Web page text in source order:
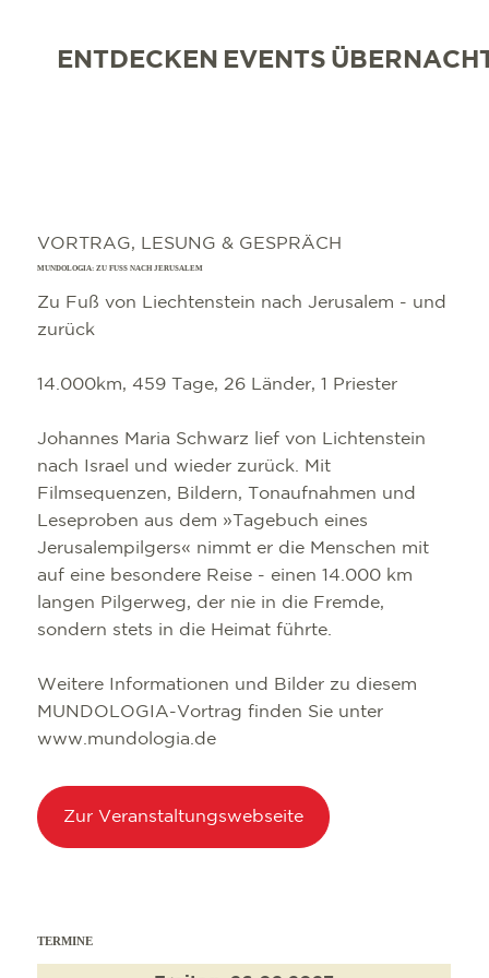
ENTDECKEN EVENTS
VORTRAG, LESUNG & GESPRÄCH
MUNDOLOGIA: ZU FUSS NACH JERUSALEM
Zu Fuß von Liechtenstein nach Jerusalem - und
zurück
14.000km, 459 Tage, 26 Länder, 1 Priester
Johannes Maria Schwarz lief von Lichtenstein
nach Israel und wieder zurück. Mit
Filmsequenzen, Bildern, Tonaufnahmen und
Leseproben aus dem »Tagebuch eines
Jerusalempilgers« nimmt er die Menschen mit
auf eine besondere Reise - einen 14.000 km
langen Pilgerweg, der nie in die Fremde,
sondern stets in die Heimat führte.
Weitere Informationen und Bilder zu diesem
MUNDOLOGIA-Vortrag finden Sie unter
www.mundologia.de
Zur Veranstaltungswebseite
TERMINE